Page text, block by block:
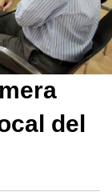
del